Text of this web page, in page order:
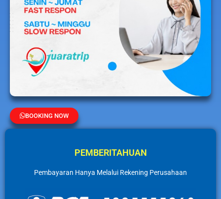
BOOKING NOW
PEMBERITAHUAN
Pembayaran Hanya Melalui Rekening Perusahaan